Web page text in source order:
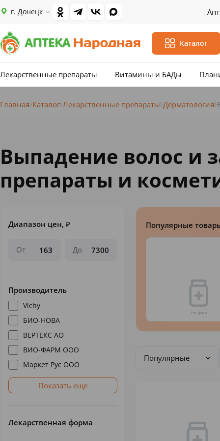
г. Донецк
Каталог
Лекарственные препараты Витамины и БАДы
Главная Каталог Лекарственные препараты Дерматология
Выпадение волос и
препараты и
Диапазон цен, ₽
От До
Производитель
Vichy
БИО-НОВА
ВЕРТЕКС АО
ВИО-ФАРМ ООО
Маркет Рус ООО
Показать еще
Лекарственная форма
Популярные
Популярные